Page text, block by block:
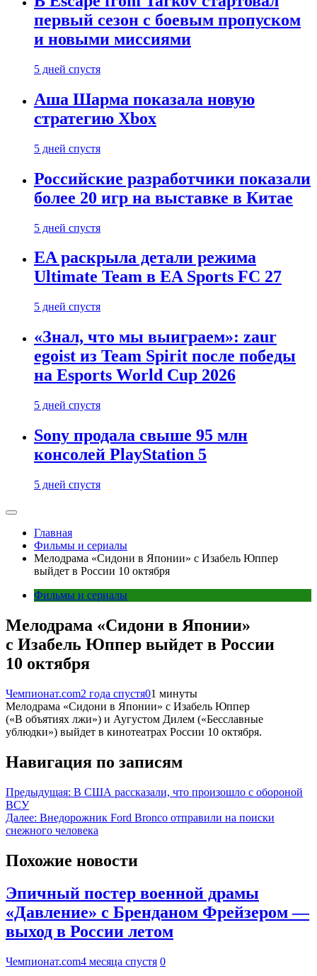
первый сезон с боевым пропуском
и новыми миссиями
5 дней спустя
Аша Шарма показала новую
стратегию Xbox
5 дней спустя
Российские разработчики показали
более 20 игр на выставке в Китае
5 дней спустя
EA раскрыла детали режима
Ultimate Team в EA Sports FC 27
5 дней спустя
«Знал, что мы выиграем»: zaur
egoist из Team Spirit после победы
на Esports World Cup 2026
5 дней спустя
Sony продала свыше 95 млн
консолей PlayStation 5
5 дней спустя
Главная
Фильмы и сериалы
Мелодрама «Сидони в Японии» с Изабель Юппер
выйдет в России 10 октября
Фильмы и сериалы
Мелодрама «Сидони в Японии»
с Изабель Юппер выйдет в России
10 октября
Чемпионат.com2 года спустя01 минуты
Мелодрама «Сидони в Японии» с Изабель Юппер
(«В объятиях лжи») и Аугустом Дилем («Бесславные
ублюдки») выйдет в кинотеатрах России 10 октября.
Навигация по записям
Предыдущая: В США рассказали, что произошло с обороной
ВСУ
Далее: Внедорожник Ford Bronco отправили на поиски
снежного человека
Похожие новости
Эпичный постер военной драмы
«Давление» с Бренданом Фрейзером —
выход в России летом
Чемпионат.com4 месяца спустя 0